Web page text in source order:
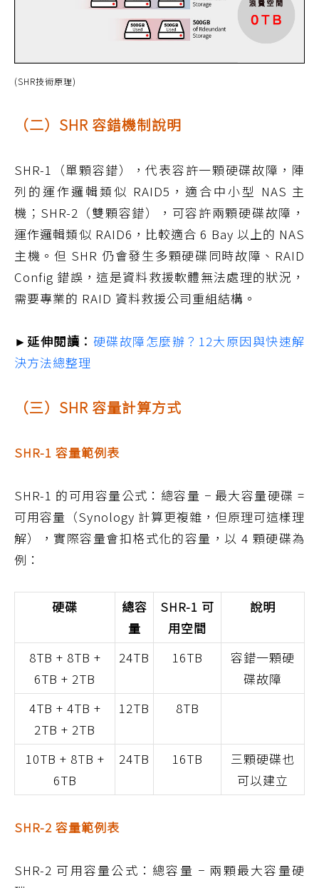
(SHR技術原理)
（二）SHR 容錯機制說明
SHR-1（單顆容錯），代表容許一顆硬碟故障，陣
列的運作邏輯類似 RAID5，適合中小型 NAS 主
機；SHR-2（雙顆容錯），可容許兩顆硬碟故障，
運作邏輯類似 RAID6，比較適合 6 Bay 以上的 NAS
主機。但 SHR 仍會發生多顆硬碟同時故障、RAID
Config 錯誤，這是資料救援軟體無法處理的狀況，
需要專業的 RAID 資料救援公司重組結構。
►延伸閱讀： 硬碟故障怎麼辦？12大原因與快速解
決方法總整理
（三）SHR 容量計算方式
SHR-1 容量範例表
SHR-1 的可用容量公式：總容量 − 最大容量硬碟 =
可用容量（Synology 計算更複雜，但原理可這樣理
解），實際容量會扣格式化的容量，以 4 顆硬碟為
例：
硬碟
總容
量
SHR-1 可
用空間
說明
8TB + 8TB +
6TB + 2TB
24TB 16TB
容錯一顆硬
碟故障
4TB + 4TB +
2TB + 2TB
12TB 8TB
10TB + 8TB +
6TB
24TB 16TB
三顆硬碟也
可以建立
SHR-2 容量範例表
SHR-2 可用容量公式：總容量 − 兩顆最大容量硬